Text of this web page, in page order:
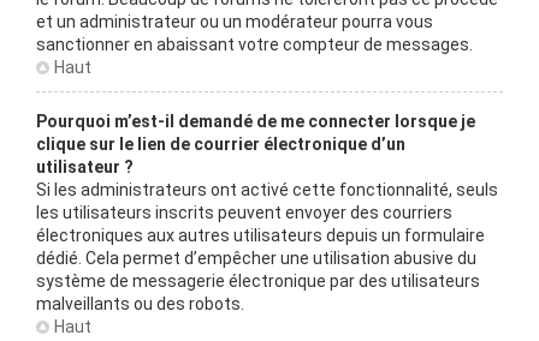
et un administrateur ou un modérateur pourra vous
sanctionner en abaissant votre compteur de messages.
Haut
Pourquoi m’est-il demandé de me connecter lorsque je
clique sur le lien de courrier électronique d’un
utilisateur ?
Si les administrateurs ont activé cette fonctionnalité, seuls
les utilisateurs inscrits peuvent envoyer des courriers
électroniques aux autres utilisateurs depuis un formulaire
dédié. Cela permet d’empêcher une utilisation abusive du
système de messagerie électronique par des utilisateurs
malveillants ou des robots.
Haut